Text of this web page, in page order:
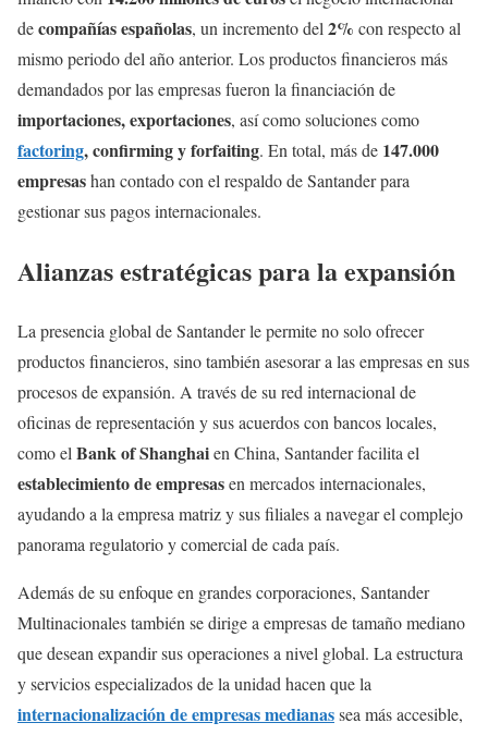
decompañías españolas, un incremento del 2% con respecto al
mismo periodo del año anterior. Los productos financieros más
demandados por las empresas fueron la financiación de
importaciones, exportaciones, así como soluciones como
factoring, confirming y forfaiting. En total, más de 147.000
empresashan contado con el respaldo de Santander para
gestionar sus pagos internacionales.
Alianzas estratégicas para la expansión
La presencia global de Santander le permite no solo ofrecer
productos financieros, sino también asesorar a las empresas en sus
procesos de expansión. A través de su red internacional de
oficinas de representación y sus acuerdos con bancos locales,
como el Bank of Shanghaien China, Santander facilita el
establecimiento de empresasen mercados internacionales,
ayudando a la empresa matriz y sus filiales a navegar el complejo
panorama regulatorio y comercial de cada país.
Además de su enfoque en grandes corporaciones, Santander
Multinacionales también se dirige a empresas de tamaño mediano
que desean expandir sus operaciones a nivel global. La estructura
y servicios especializados de la unidad hacen que la
internacionalización de empresas medianassea más accesible,